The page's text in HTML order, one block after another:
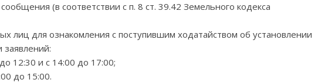
(в соответствии с п. 8 ст. 39.42 Земельного кодекса
лиц для ознакомления с поступившим ходатайством об установлении
заявлений:
12:30 и с 14:00 до 17:00;
до 15:00.